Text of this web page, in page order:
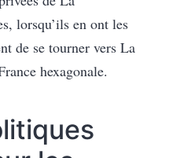
lorsqu’ils en ont les
de se tourner vers La
hexagonale.